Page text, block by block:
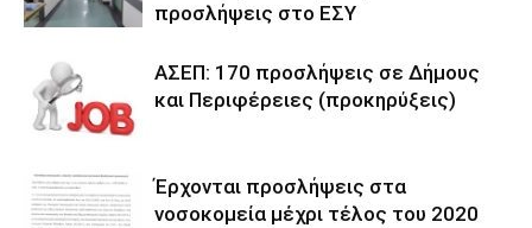
προσλήψεις στο ΕΣΥ
ΑΣΕΠ: 170 προσλήψεις σε Δήμους
και Περιφέρειες (προκηρύξεις)
Έρχονται προσλήψεις στα
νοσοκομεία μέχρι τέλος του 2020